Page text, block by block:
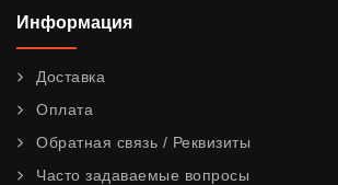
Информация
Доставка
Оплата
Обратная связь / Реквизиты
Часто задаваемые вопросы